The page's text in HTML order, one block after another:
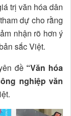
trị văn hóa dân
dự cho rằng
nhận rõ hơn ý
sắc Việt.
đề “Văn hóa
nghiệp văn